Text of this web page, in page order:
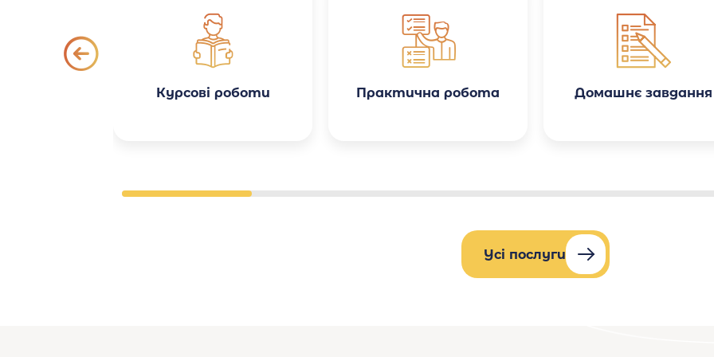
здивувало те, що робота
була виконана з
урахуванням усіх
університету.
Курсові роботи Практична робота Домашнє завдання
Усі послуги